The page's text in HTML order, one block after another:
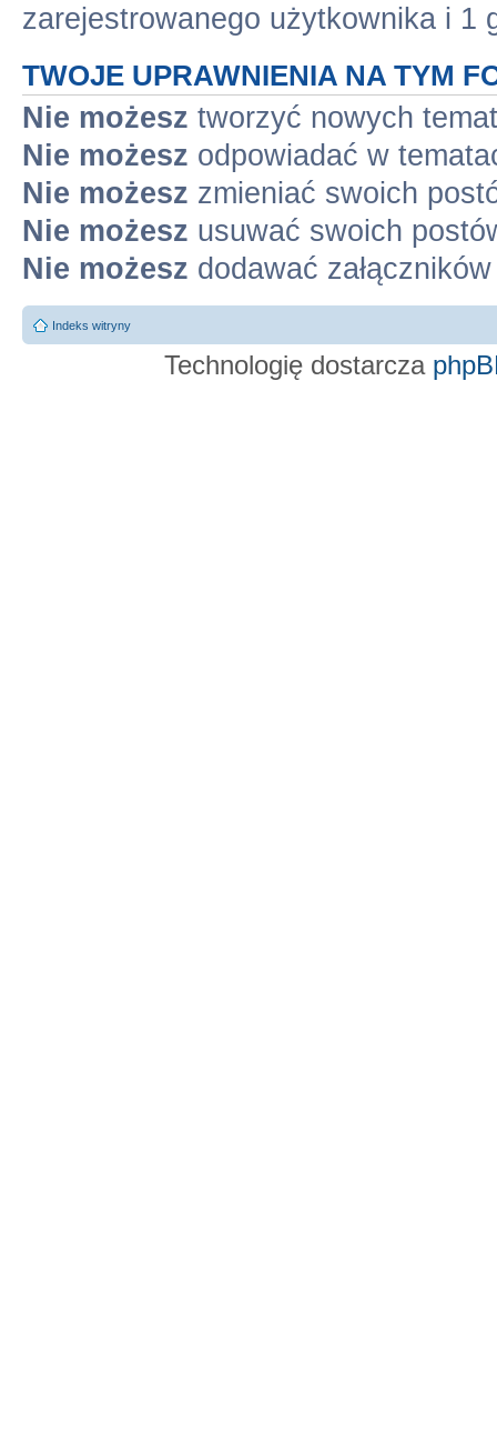
zarejestrowanego użytkownika i 1
TWOJE UPRAWNIENIA NA TYM
Nie możesz tworzyć nowych
Nie możesz odpowiadać w
Nie możesz zmieniać swoich
Nie możesz usuwać swoich
Nie możesz dodawać załączników
Indeks witryny
Technologię dostarcza